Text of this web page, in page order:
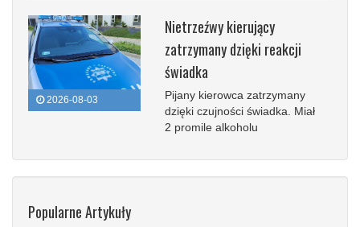
2026-08-03
Nietrzeźwy kierujący
zatrzymany dzięki reakcji
świadka
Pijany kierowca zatrzymany
dzięki czujności świadka. Miał
2 promile alkoholu
Popularne Artykuły